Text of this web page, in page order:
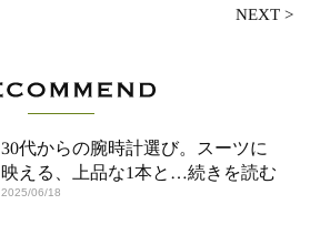
NEXT>
30代からの腕時計選び。スーツに
映える、上品な1本と …続きを読む
2025/06/18